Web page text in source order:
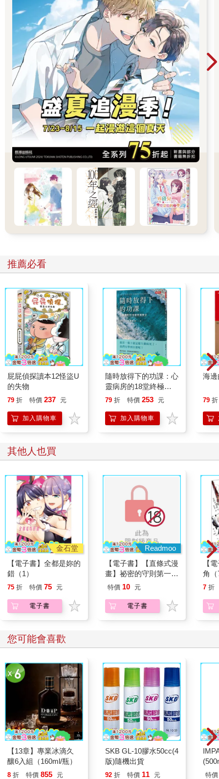
特別是占據了時間的中心──正午──的存在。
『太陽神，拉 ，是你召集我們？』
拉，巨型星雲紙莎草的最高星座。
『沒錯。』
『怪了，我還以為召集我們的是管理局。』
拉沉默不語，周圍隱隱傳來的動靜中，也能感受到大鬼怪的聲
息。
烏列爾決定沉著應對。萬一對方真的甘願蒙受概然性損失，和管
理局連成一氣，情況可說是相當凶險。
『行，究竟是什麼事那麼重要，讓你們不惜暴露和管理局之間相
互勾結的關係，我洗耳恭聽。』
『我找各位前來，是為了最後的任務。唯一的神話即將揭曉，換
言之，很快就要選定足以代表這個世界線的唯一一則故事。』
唯一的神話。
在場的星座都對它了然於胸，畢竟祂們時刻關注的金獨子集團，
也是正在創造唯一神話的星雲。
『所以？那與我們何干？』
『你們大多沒有取得前往最終任務的資格吧？只要和我聯手，我
將帶你們一同前去最後的任務。也就是說，你們也將擁有讓自己
的名號出現在唯一神話當中的機會。』
這項提議讓幾名星座的目光出現動搖，多數是沒有隸屬星雲的聖
人級星座。
我就先告辭了。』
某個極其強烈的位格絆住了祂的腳步。
『這是什麼意思？』
『我的話尚未說完。』
『我覺得沒聽下去的必要了吧。』
烏列爾的真言鋒利無比。
祂們沒有選擇其他頻道，而只召集了#BY-9158頻道內的星座；況
且召集祂們的也不是管理局，而是那個紙莎草的最高階星座。
『你的提案，不就是要煽動我們去打擊金獨子集團嗎？』
一時之間，短暫的沉默瀰漫空氣。
拉開口問道。
『妳為何這麼認為？』
神話自然少了一個強力候補。』
烏列爾從鼻間發出一聲哼笑。
『名為星座的傢伙真是自始至終都沒變。還有，拉，既然你都抵
達最後的任務了，就少來插手低階任務，宙斯和你都一個
樣⋯⋯』
『⋯⋯』
『你不會是在擔心你的孩子吧？沒想到繼承了你傳說的那些人，
就連區區新生星雲都招架不了，沒能成為唯一神話的候補，才讓
你惱羞成怒──』
隨著一聲轟然巨響，烏列爾整個人陷進了深深的地底。
烏列爾咒罵連連的同時，耳邊傳來了拉的真言。
『對，妳說的沒錯，這是身為父母沒能好好拉拔兒女的憤怒。作
為父母，豈能讓自己的孩子被那些放棄終焉的可悲失敗者，和初
出茅廬不到十年的小星雲斷送前程，這是再正當不過的憤怒。』
烏列爾早有預期似地迎上祂的目光。
『終於露出真面目了啊。不好意思，這裡沒有星座支持你家那些
扶不起的阿斗，你好像還沒搞清楚我們是哪個頻道的訂閱星座
耶？』
黑焰龍和加百列伸手將烏列爾從窟窿裡拉了出來。在祂們身後，
包含高麗第一劍和禿頭義兵長等人，朝鮮半島的星座全都點頭表
烏列爾一一迎上眾人的視線，心中莫名欣慰。
聚集在此處的繁星，都帶著同樣的心意，在為某個人的故事加油
從第一個任務「價值證明」開始，直到決定整個世界線命運的
「最後的任務」為止，烏列爾無法篤定在場每個人都與自己擁有
同樣的心情，但在祂們之中，肯定有人比起自己的傳說，更熱愛
金獨子集團的故事，就和祂自己一樣。
『正因如此，你們才是失敗者。』
『什麼？』
『滿腦子只顧著看好戲，你們是不是忘了──你們，也是任務的一
部分？』
推薦必看
屁屁偵探讀本12怪盜U
的失物
79 折 特價 237 元
加入購物車
隨時放得下的功課：心
靈病房的18堂終極學
分
79 折 特價 253 元
加入購物車
海
79 折
其他人也買
金石堂
【電子書】全都是妳的
錯（1）
75 折 特價 75 元
電子書
Readmoo
【電子書】【直條式漫
畫】祕密的守則第一條
完全版 12 (完)
特價 10 元
電子書
【
角（
7 折
您可能會喜歡
【13章】專業冰滴久
釀6入組（160ml/瓶）
8 折 特價 855 元
SKB GL-10膠水50cc(4
版)隨機出貨
92 折 特價 11 元 特價